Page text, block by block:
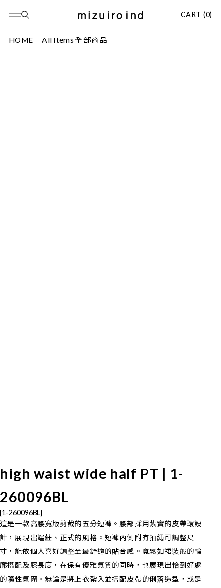
CART (0)
HOME All Items 全部商品
high waist wide half PT | 1-
260096BL
[1-260096BL]
這是一款高腰寬版剪裁的五分短褲。腰部採用紮實的皮帶環設
計，展現出端莊、正式的風格。短褲內側附有抽繩可調整尺
寸，能依個人喜好調整至最舒適的貼合感。寬鬆如裙裝般的輪
廓搭配及膝長度，在保有優雅氣質的同時，也展現出恰到好處
的隨性氛圍。無論是將上衣紮入並搭配皮帶的俐落造型，或是